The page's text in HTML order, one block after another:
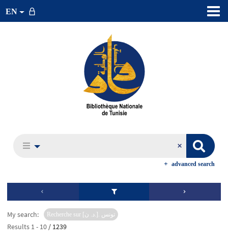
EN
advanced search
My search: Recherche sur [د. ن.]. تونس
Results 1 - 10 / 1239